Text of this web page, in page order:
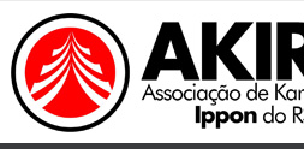
to
content